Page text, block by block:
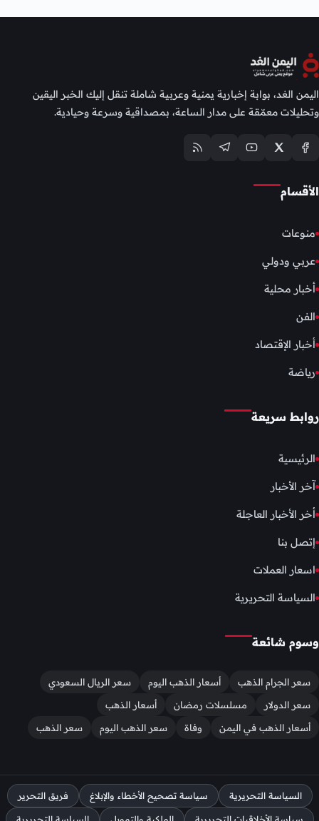
اليمن الغد، بوابة إخبارية يمنية وعربية شاملة تنقل إليك الخبر اليقين
وتحليلات معمّقة على مدار الساعة، بمصداقية وسرعة وحيادية.
الأقسام
منوعات
عربي ودولي
أخبار محلية
الفن
أخبار الإقتصاد
رياضة
روابط سريعة
الرئيسية
آخر الأخبار
أخر الأخبار العاجلة
إتصل بنا
اسعار العملات
السياسة التحريرية
وسوم شائعة
سعر الجرام الذهب أسعار الذهب اليوم
سعر الريال السعودي
سعر الدولار
مسلسلات رمضان
أسعار الذهب
أسعار الذهب في اليمن
وفاة سعر الذهب اليوم سعر الذهب
السياسة التحريرية سياسة تصحيح الأخطاء والإبلاغ فريق التحرير